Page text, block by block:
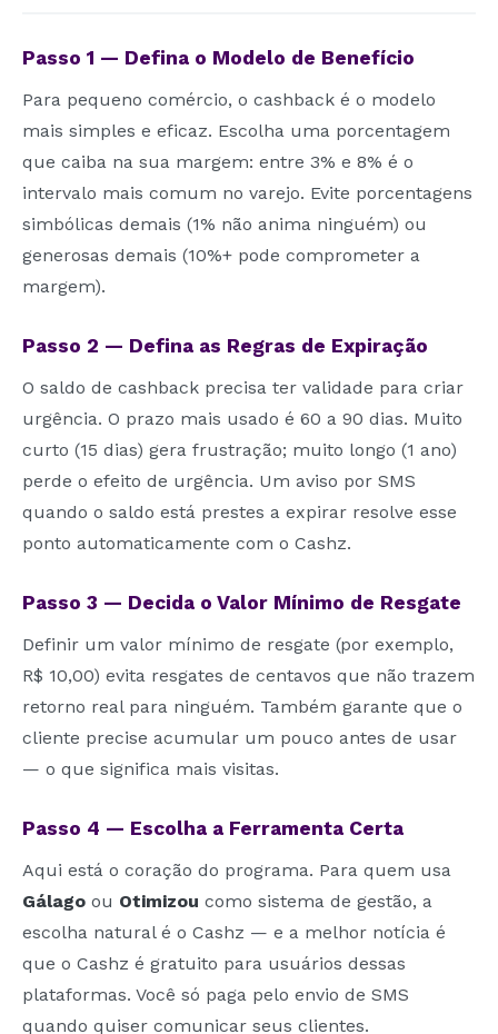
Passo 1 — Defina o Modelo de Benefício
Para pequeno comércio, o cashback é o modelo
mais simples e eficaz. Escolha uma porcentagem
que caiba na sua margem: entre 3% e 8% é o
intervalo mais comum no varejo. Evite porcentagens
simbólicas demais (1% não anima ninguém) ou
generosas demais (10%+ pode comprometer a
margem).
Passo 2 — Defina as Regras de Expiração
O saldo de cashback precisa ter validade para criar
urgência. O prazo mais usado é 60 a 90 dias. Muito
curto (15 dias) gera frustração; muito longo (1 ano)
perde o efeito de urgência. Um aviso por SMS
quando o saldo está prestes a expirar resolve esse
ponto automaticamente com o Cashz.
Passo 3 — Decida o Valor Mínimo de Resgate
Definir um valor mínimo de resgate (por exemplo,
R$ 10,00) evita resgates de centavos que não trazem
retorno real para ninguém. Também garante que o
cliente precise acumular um pouco antes de usar
— o que significa mais visitas.
Passo 4 — Escolha a Ferramenta Certa
Aqui está o coração do programa. Para quem usa
Gálago ou Otimizou como sistema de gestão, a
escolha natural é o Cashz — e a melhor notícia é
que o Cashz é gratuito para usuários dessas
plataformas. Você só paga pelo envio de SMS
quando quiser comunicar seus clientes.